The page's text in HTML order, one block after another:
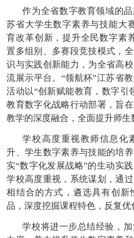
作为全省数字教育领域的
苏省大学生数字素养与技能大
育改革创新，提升全民数字素
置多组别、多赛段竞技模式，
识与实践创新能力，为全省高
流展示平台。“领航杯”江苏省
活动以“创新赋能教育，数字引
教育数字化战略行动部署，旨
教学的深度融合，全面提升师生
学校高度重视教师信息化
升、学生数字素养与技能的培
实“数字化发展战略”的生动实
学校高度重视，系统谋划，通
相结合的方式，遴选具有创新
品，深度挖掘课程特色，反复优
学校将进一步总结经验，